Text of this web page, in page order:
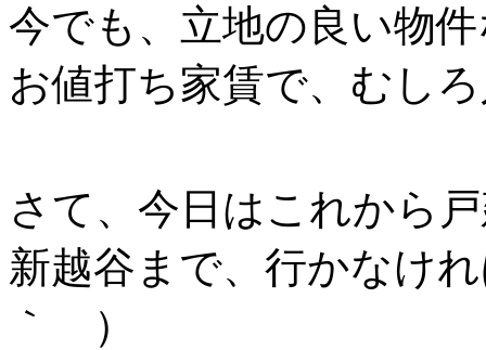
今でも、立地の良い物
お値打ち家賃で、むし
さて、今日はこれから
新越谷まで、行かなけ
｀ ）